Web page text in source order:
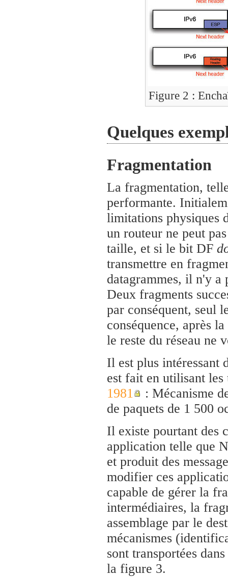
Figure 2 :
Quelques
Fragmentation
La fragmentation,
performante.
limitations physiques
un routeur ne peut
taille, et si le bit DF
transmettre en
datagrammes, il n'y a
Deux fragments
par conséquent, seul
conséquence, après
le reste du réseau ne
Il est plus intéressant
est fait en utilisant
1981
: Mécanisme
de paquets de 1 500
Il existe pourtant des
application telle que
et produit des
modifier ces
capable de gérer la
intermédiaires, la
assemblage par le
mécanismes
sont transportées
la figure 3.